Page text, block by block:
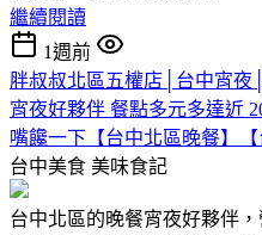
繼續閱讀
1週前
胖叔叔北區五權店│台中宵夜
宵夜好夥伴 餐點多元多達近
嘴饞一下【台中北區晚餐】【
台中美食 美味食記
台中北區的晚餐宵夜好夥伴